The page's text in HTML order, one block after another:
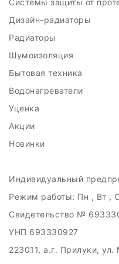
Системы защиты от
Дизайн-радиаторы
Радиаторы
Шумоизоляция
Бытовая техника
Водонагреватели
Уценка
Акции
Новинки
Индивидуальный
Режим работы: Пн , Вт ,
Свидетельство №
УНП 693330927
223011, а.г. Прилуки, ул.